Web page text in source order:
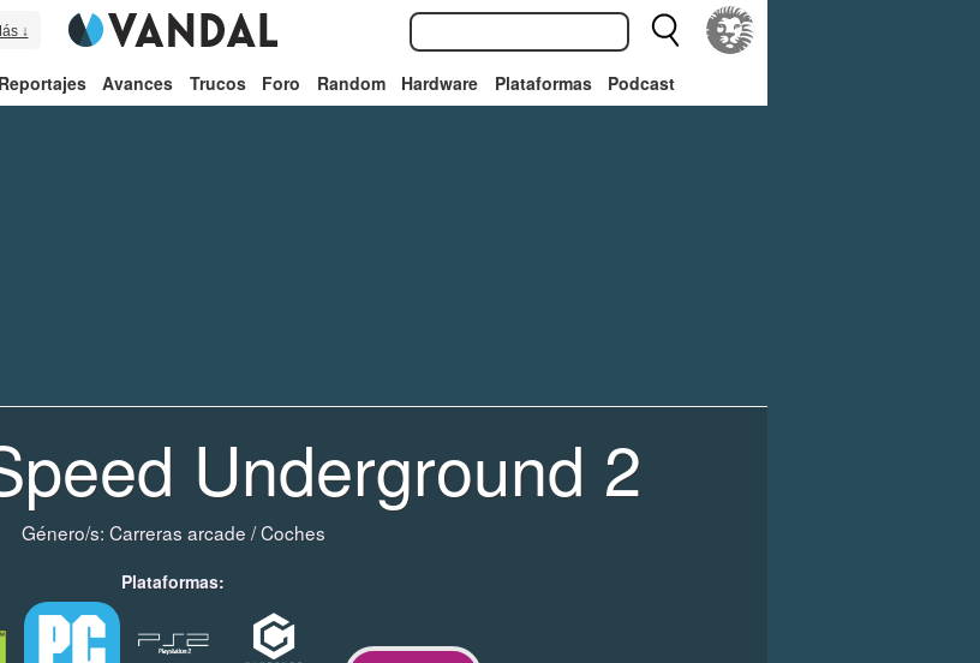
↓
Reportajes Avances Trucos Foro Random Hardware Plataformas Podcast
Underground 2
Género/s: Carreras arcade /Coches
Plataformas: